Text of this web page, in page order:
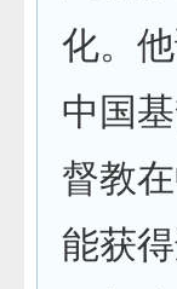
化。
中国
督教
能获